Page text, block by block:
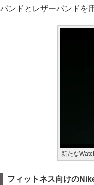
バンドとレザーバンドを
新たな
フィットネス向けの